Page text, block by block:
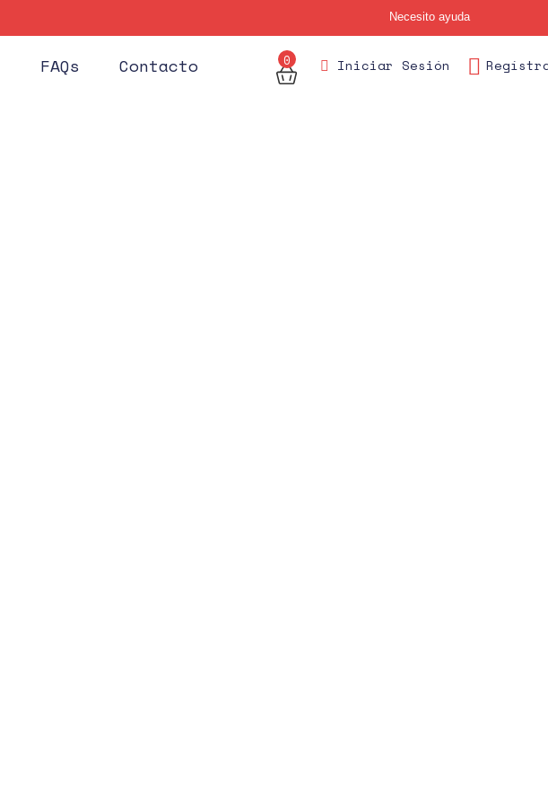
Necesito ayuda
0 Iniciar Sesión
FAQs Contacto
Huéspedes